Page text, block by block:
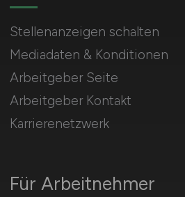
Für Arbeitnehmer
Stellenanzeigen schalten
Mediadaten & Konditionen
Arbeitgeber Seite
Arbeitgeber Kontakt
Karrierenetzwerk